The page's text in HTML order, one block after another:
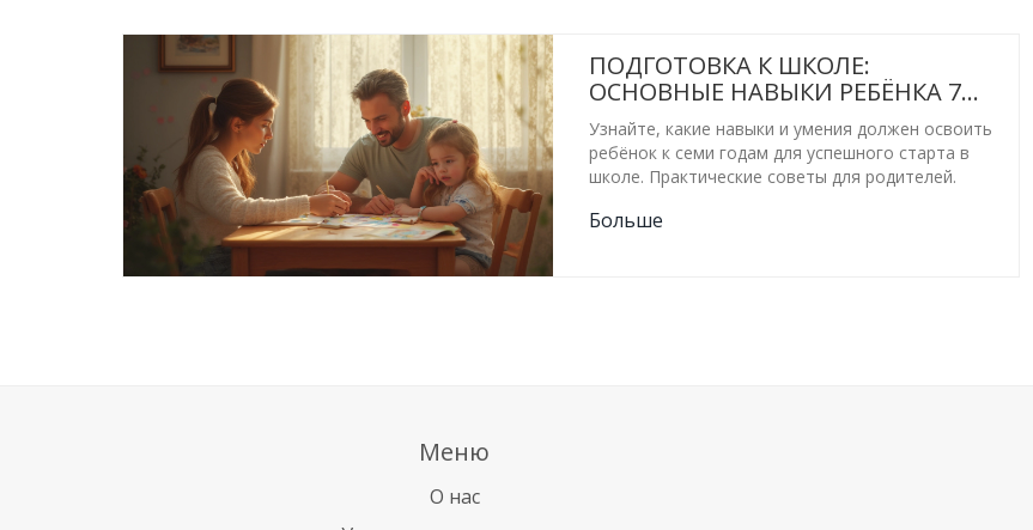
ПОДГОТОВКА К ШКОЛЕ:
ОСНОВНЫЕ НАВЫКИ РЕБЁНКА 7
ЛЕТ
Узнайте, какие навыки и умения должен освоить
ребёнок к семи годам для успешного старта в
школе. Практические советы для родителей.
Больше
Меню
О нас